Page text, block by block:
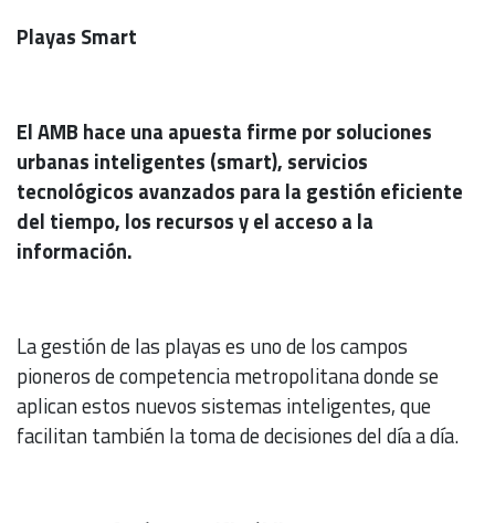
Playas Smart
El AMB hace una apuesta firme por soluciones
urbanas inteligentes (smart), servicios
tecnológicos avanzados para la gestión eficiente
del tiempo, los recursos y el acceso a la
información.
La gestión de las playas es uno de los campos
pioneros de competencia metropolitana donde se
aplican estos nuevos sistemas inteligentes, que
facilitan también la toma de decisiones del día a día.